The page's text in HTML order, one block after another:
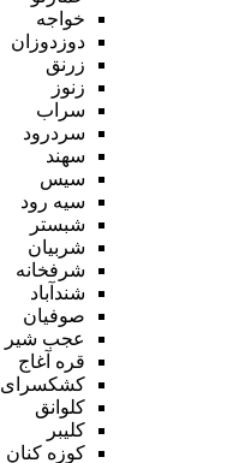
خواجه
دوزدوزان
زرنق
زنوز
سراب
سردرود
سهند
سیس
سیه رود
شبستر
شربیان
شرفخانه
شندآباد
صوفیان
عجب شیر
قره آغاج
کشکسرای
کلوانق
کلیبر
کوزه کنان